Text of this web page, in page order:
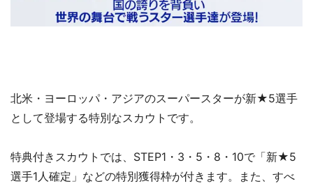
北米・ヨーロッパ・アジアのスーパースターが新★5選手
として登場する特別なスカウトです。
特典付きスカウトでは、STEP1・3・5・8・10で「新★5
選手1人確定」などの特別獲得枠が付きます。また、すべ